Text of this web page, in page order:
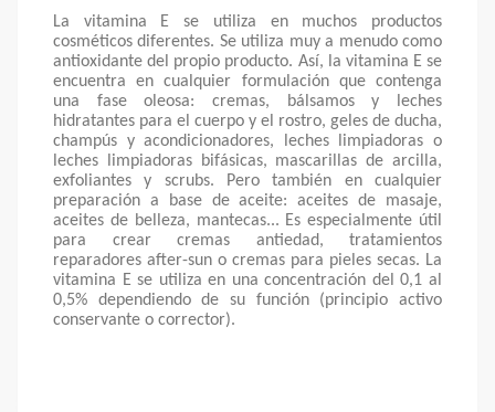
La vitamina E se utiliza en muchos productos
cosméticos diferentes. Se utiliza muy a menudo como
antioxidante del propio producto. Así, la vitamina E se
encuentra en cualquier formulación que contenga
una fase oleosa: cremas, bálsamos y leches
hidratantes para el cuerpo y el rostro, geles de ducha,
champús y acondicionadores, leches limpiadoras o
leches limpiadoras bifásicas, mascarillas de arcilla,
exfoliantes y scrubs. Pero también en cualquier
preparación a base de aceite: aceites de masaje,
aceites de belleza, mantecas... Es especialmente útil
para crear cremas antiedad, tratamientos
reparadores after-sun o cremas para pieles secas. La
vitamina E se utiliza en una concentración del 0,1 al
0,5% dependiendo de su función (principio activo
conservante o corrector).